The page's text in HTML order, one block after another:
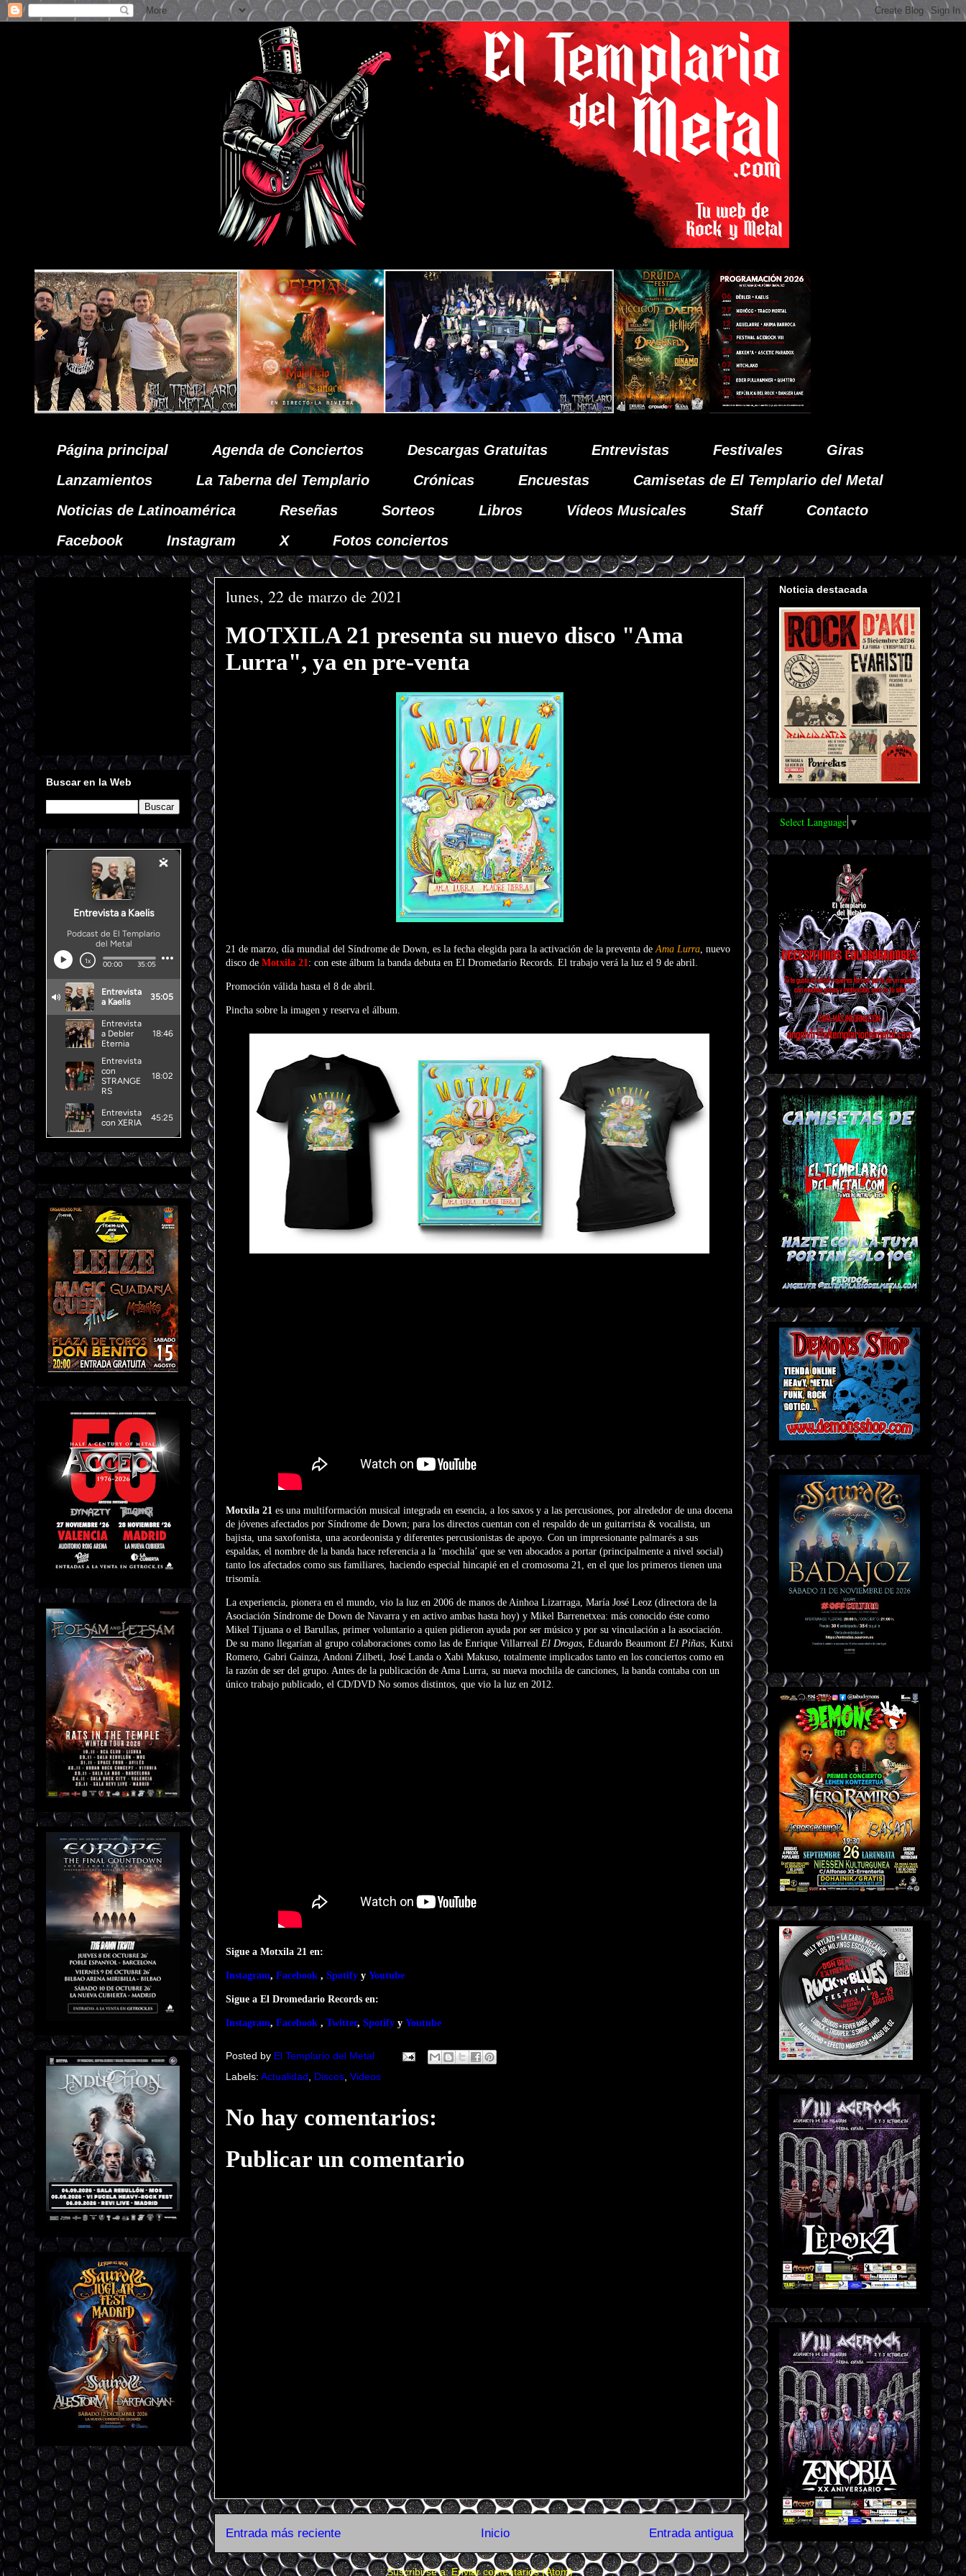
Página principal Agenda de Conciertos Descargas Gratuitas Entrevistas Festivales
Giras
Lanzamientos
La Taberna del Templario Crónicas Encuestas
Camisetas de El Templario del Metal
Noticias de Latinoamérica
Reseñas Sorteos Libros Vídeos Musicales Staff
Contacto
Facebook
Instagram X Fotos conciertos
lunes, 22 de marzo de 2021
MOTXILA 21 presenta su nuevo disco "Ama
Lurra", ya en pre-venta
21 de marzo, día mundial del Síndrome de Down, es la fecha elegida para la activación de la preventa deAma Lurra, nuevo
disco de Motxila 21: con este álbum la banda debuta en El Dromedario Records. El trabajo verá la luz el 9 de abril.
Promoción válida hasta el 8 de abril.
Pincha sobre la imagen y reserva el álbum.
Motxila 21 es una multiformación musical integrada en esencia, a los saxos y a las percusiones, por alrededor de una docena
de jóvenes afectados por Síndrome de Down; para los directos cuentan con el respaldo de un guitarrista & vocalista, un
bajista, una saxofonista, una acordeonista y diferentes percusionistas de apoyo. Con un impresionante palmarés a sus
espaldas, el nombre de la banda hace referencia a la ‘mochila’ que se ven abocados a portar (principalmente a nivel social)
tanto los afectados como sus familiares, haciendo especial hincapié en el cromosoma 21, en el que los primeros tienen una
trisomía.
La experiencia, pionera en el mundo, vio la luz en 2006 de manos de Ainhoa Lizarraga, María José Leoz (directora de la
Asociación Síndrome de Down de Navarra y en activo ambas hasta hoy) y Mikel Barrenetxea: más conocido éste como
Mikel Tijuana o el Barullas, primer voluntario a quien pidieron ayuda por ser músico y por su vinculación a la asociación.
De su mano llegarían al grupo colaboraciones como las de Enrique Villarreal El Drogas, Eduardo Beaumont El Piñas, Kutxi
Romero, Gabri Gainza, Andoni Zilbeti, José Landa o Xabi Makuso, totalmente implicados tanto en los conciertos como en
la razón de ser del grupo. Antes de la publicación de Ama Lurra, su nueva mochila de canciones, la banda contaba con un
único trabajo publicado, el CD/DVD No somos distintos, que vio la luz en 2012.
Sigue a Motxila 21 en:
Instagram, Facebook , Spotify y Youtube
Sigue a El Dromedario Records en:
Instagram, Facebook , Twitter, Spotify y Youtube
Posted by El Templario del Metal
Labels: Actualidad Discos Videos
No hay comentarios:
Publicar un comentario
Entrada más reciente Entrada antigua
Inicio
Suscribirse a:Enviar comentarios (Atom)
Buscar en la Web
Noticia destacada
Select Language ▼